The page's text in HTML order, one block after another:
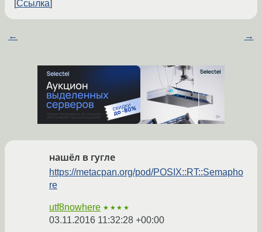
Ссылка
← →
нашёл в гугле
https://metacpan.org/pod/POSIX::RT::Semapho
re
utf8nowhere ★★★★
03.11.2016 11:32:28 +00:00